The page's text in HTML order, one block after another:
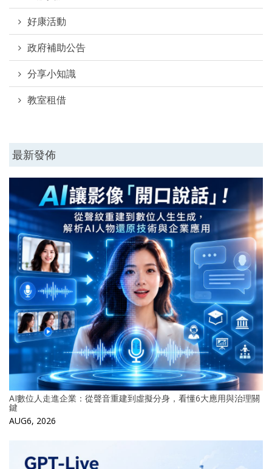
好康活動
政府補助公告
分享小知識
教室租借
最新發佈
AI數位人走進企業：從聲音重建到虛擬分身，看懂6大應用與治理關
鍵
AUG6, 2026